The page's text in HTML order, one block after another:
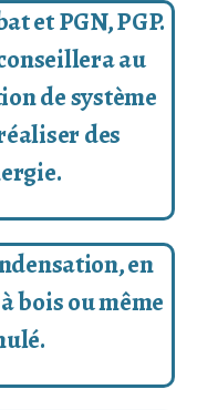
et PGN, PGP.
au
de système
des
en
bois ou même